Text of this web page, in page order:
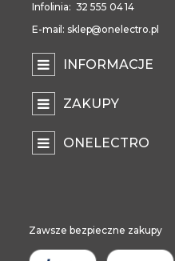
Infolinia: 32 555 04 14
E-mail: sklep@onelectro.pl
INFORMACJE
ZAKUPY
ONELECTRO
Zawsze bezpieczne zakupy